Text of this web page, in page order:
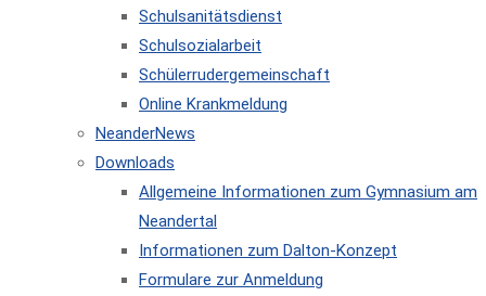
Schulsanitätsdienst
Schulsozialarbeit
Schülerrudergemeinschaft
Online Krankmeldung
NeanderNews
Downloads
Allgemeine Informationen zum Gymnasium am
Neandertal
Informationen zum Dalton-Konzept
Formulare zur Anmeldung